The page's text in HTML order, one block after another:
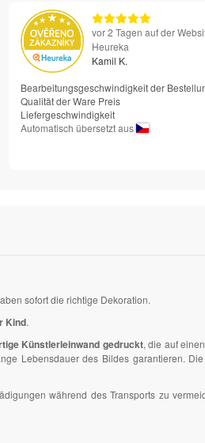
vor 2 Tagen auf der
Heureka
Kamil K.
Bearbeitungsgeschwindigkeit der
Qualität der Ware Preis
Liefergeschwindigkeit
Automatisch übersetzt aus
sofort die richtige Dekoration.
Kind.
Künstlerleinwand gedruckt, die auf
Lebensdauer des Bildes garantieren.
während des Transports zu